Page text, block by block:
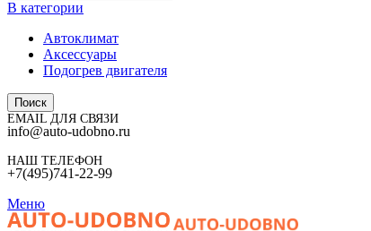
В категории
Автоклимат
Аксессуары
Подогрев двигателя
Поиск
EMAIL ДЛЯ СВЯЗИ
info@auto-udobno.ru
НАШ ТЕЛЕФОН
+7(495)741-22-99
Меню